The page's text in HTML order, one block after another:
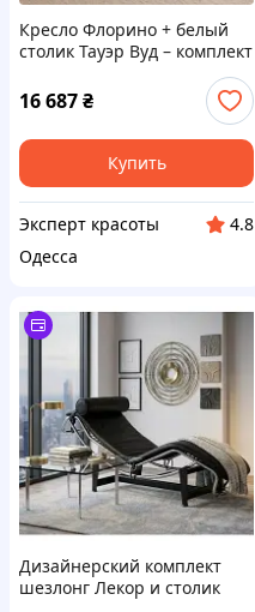
Кресло Флорино + белый
столик Тауэр Вуд – комплект
мебели для зоны ожидания
и отдыха
16 687₴
Купить
Эксперт красоты
4.8
Одесса
Дизайнерский комплект
шезлонг Лекор и столик